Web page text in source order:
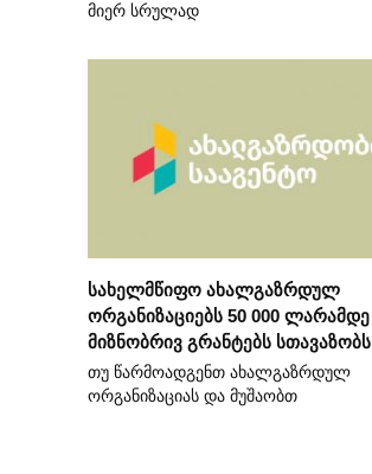
მიერ სრულად
სახელმწიფო ახალგაზრდულ
ორგანიზაციებს 50 000 ლარამდე
მიზნობრივ გრანტებს სთავაზობს
თუ წარმოადგენთ ახალგაზრდულ
ორგანიზაციას და მუშაობთ